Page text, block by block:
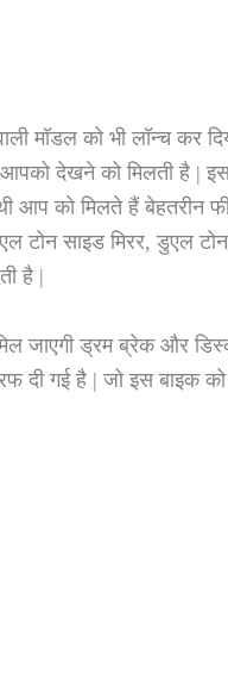
मॉडल को भी लॉन्च कर
देखने को मिलती है |
आप को मिलते हैं बेहतरीन
टोन साइड मिरर,
है |
जाएगी ड्रम ब्रेक और
दी गई है | जो इस बाइक